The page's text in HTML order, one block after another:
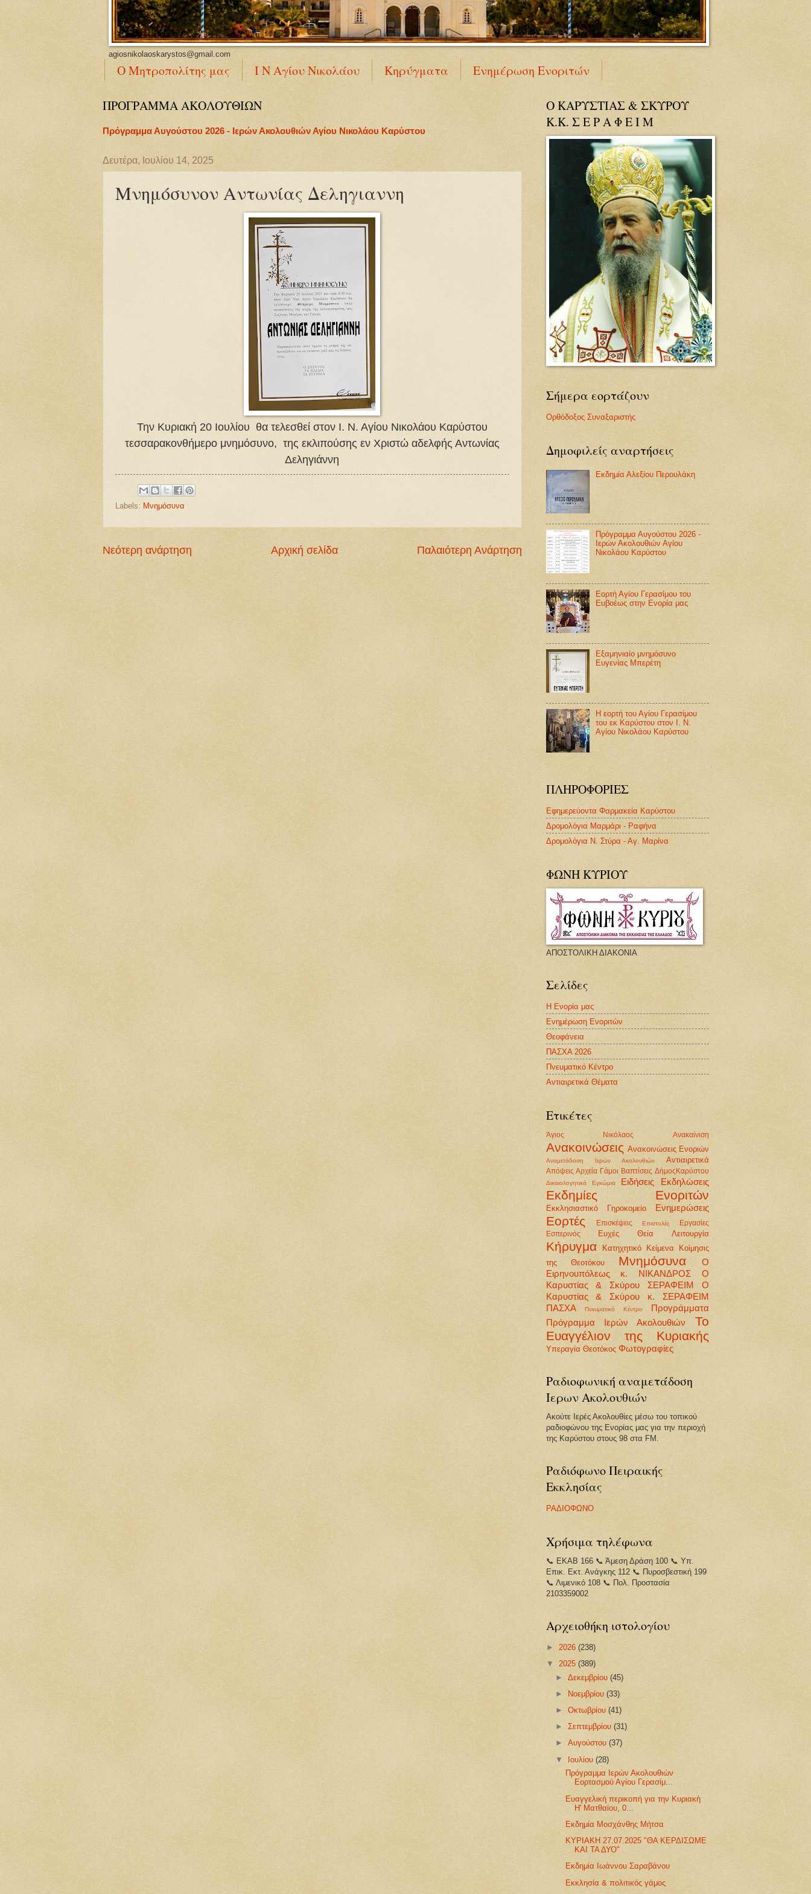
agiosnikolaoskarystos@gmail.com
Ο Μητροπολίτης μας Ι Ν Αγίου Νικολάου Κηρύγματα Ενημέρωση Ενοριτών
ΠΡΟΓΡΑΜΜΑ ΑΚΟΛΟΥΘΙΩΝ
Πρόγραμμα Αυγούστου 2026 - Ιερών Ακολουθιών Αγίου Νικολάου Καρύστου
Δευτέρα, Ιουλίου 14, 2025
Μνημόσυνον Αντωνίας Δεληγιαννη
Την Κυριακή 20 Ιουλίου θα τελεσθεί στον Ι. Ν. Αγίου Νικολάου Καρύστου
τεσσαρακονθήμερο μνημόσυνο, της εκλιπούσης εν Χριστώ αδελφής Αντωνίας
Δεληγιάννη
Labels: Μνημόσυνα
Νεότερη ανάρτηση Παλαιότερη Ανάρτηση
Αρχική σελίδα
Ο ΚΑΡΥΣΤΙΑΣ & ΣΚΥΡΟΥ
Κ.Κ. Σ Ε Ρ Α Φ Ε Ι Μ
Σήμερα εορτάζουν
Ορθόδοξος Συναξαριστής
Δημοφιλείς αναρτήσεις
Εκδημία Αλεξίου Περουλάκη
Πρόγραμμα Αυγούστου 2026 -
Ιερών Ακολουθιών Αγίου
Νικολάου Καρύστου
Εορτή Αγίου Γερασίμου του
Ευβοέως στην Ενορία μας
Εξαμηνιαίο μνημόσυνο
Ευγενίας Μπερέτη
Η εορτή του Αγίου Γερασίμου
του εκ Καρύστου στον Ι. Ν.
Αγίου Νικολάου Καρύστου
ΠΛΗΡΟΦΟΡΙΕΣ
Εφημερεύοντα Φαρμακεία Καρύστου
Δρομολόγια Μαρμάρι - Ραφήνα
Δρομολόγια Ν. Στύρα - Αγ. Μαρίνα
ΦΩΝΗ ΚΥΡΙΟΥ
ΑΠΟΣΤΟΛΙΚΗ ΔΙΑΚΟΝΙΑ
Σελίδες
Η Ενορία μας
Ενημέρωση Ενοριτών
Θεοφάνεια
ΠΑΣΧΑ 2026
Πνευματικό Κέντρο
Αντιαιρετικά Θέματα
Ετικέτες
Άγιος Νικόλαος Ανακαίνιση
Ανακοινώσεις Ανακοινώσεις Ενοριών
Αναμετάδοση Ιερών Ακολουθιών Αντιαιρετικά
Απόψεις Αρχεία Γάμοι Βαπτίσεις ΔήμοςΚαρύστου
Δικαιολογητικά Εγκώμια Ειδήσεις Εκδηλώσεις
Εκδημίες Ενοριτών
Εκκλησιαστικό Γηροκομείο Ενημερώσεις
Εορτές Επισκέψεις Επιστολές
Εργασίες
Εσπερινός
Ευχές Θεία Λειτουργία
Κήρυγμα Κατηχητικό Κείμενα
Κοίμησις
της Θεοτόκου
Μνημόσυνα
Ο
Ειρηνουπόλεως κ. ΝΙΚΑΝΔΡΟΣ
Ο
Καρυστίας & Σκύρου ΣΕΡΑΦΕΙΜ
Ο
Καρυστίας & Σκύρου κ. ΣΕΡΑΦΕΙΜ
ΠΑΣΧΑ
Πνευματικό Κέντρο
Προγράμματα
Πρόγραμμα Ιερών Ακολουθιών
Το
Ευαγγέλιον της Κυριακής
Υπεραγία Θεοτόκος Φωτογραφίες
Ραδιοφωνική αναμετάδοση
Ιερων Ακολουθιών
Ακούτε Ιερές Ακολουθίες μέσω του τοπικού
ραδιοφώνου της Ενορίας μας για την περιοχή
της Καρύστου στους 98 στα FM.
Ραδιόφωνο Πειραικής
Εκκλησίας
ΡΑΔΙΟΦΩΝΟ
Χρήσιμα τηλέφωνα
📞 ΕΚΑΒ 166 📞 Άμεση Δράση 100 📞 Υπ.
Επικ. Εκτ. Ανάγκης 112 📞 Πυροσβεστική 199
📞 Λιμενικό 108 📞 Πολ. Προστασία
2103359002
Αρχειοθήκη ιστολογίου
► 2026 (238)
▼ 2025 (389)
► Δεκεμβρίου (45)
►
Νοεμβρίου (33)
► Οκτωβρίου (41)
► Σεπτεμβρίου (31)
► Αυγούστου (37)
▼ Ιουλίου (28)
Πρόγραμμα Ιερών Ακολουθιών
Εορτασμού Αγίου Γερασίμ...
Ευαγγελική περικοπή για την Κυριακὴ
Η' Ματθαίου, 0...
Εκδημία Μοσχάνθης Μήτσα
ΚΥΡΙΑΚΗ 27.07.2025 "ΘΑ ΚΕΡΔΙΣΩΜΕ
ΚΑΙ ΤΑ ΔΥΟ"
Εκδημία Ιωάννου Σαραβάνου
Εκκλησία & πολιτικός γάμος